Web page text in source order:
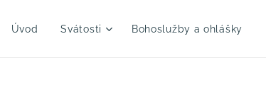
Úvod Svátosti Bohoslužby a ohlášky